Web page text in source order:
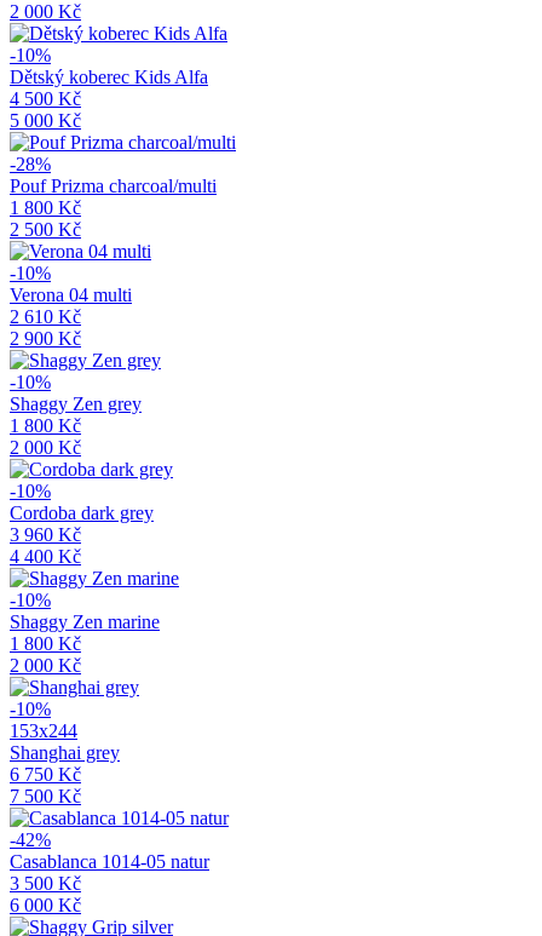
2 000 Kč
-10%
Dětský koberec Kids Alfa
4 500 Kč
5 000 Kč
-28%
Pouf Prizma charcoal/multi
1 800 Kč
2 500 Kč
-10%
Verona 04 multi
2 610 Kč
2 900 Kč
-10%
Shaggy Zen grey
1 800 Kč
2 000 Kč
-10%
Cordoba dark grey
3 960 Kč
4 400 Kč
-10%
Shaggy Zen marine
1 800 Kč
2 000 Kč
-10%
153x244
Shanghai grey
6 750 Kč
7 500 Kč
-42%
Casablanca 1014-05 natur
3 500 Kč
6 000 Kč